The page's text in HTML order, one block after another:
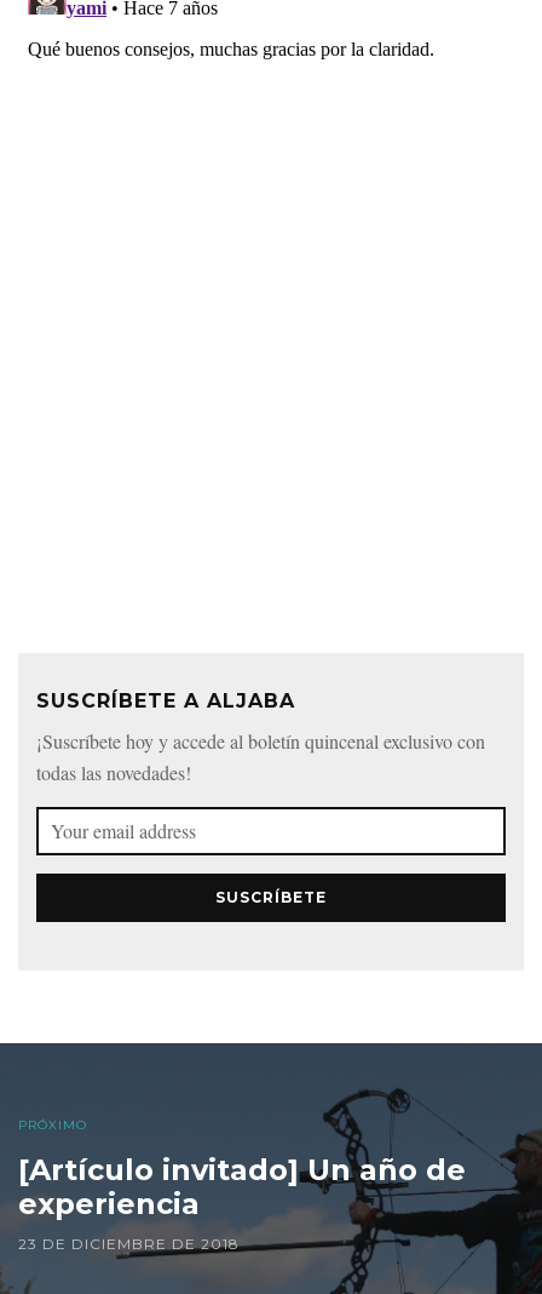
SUSCRÍBETE A ALJABA
¡Suscríbete hoy y accede al boletín quincenal exclusivo con
todas las novedades!
SUSCRÍBETE
PRÓXIMO
[Artículo invitado] Un año de
experiencia
23 DE DICIEMBRE DE 2018